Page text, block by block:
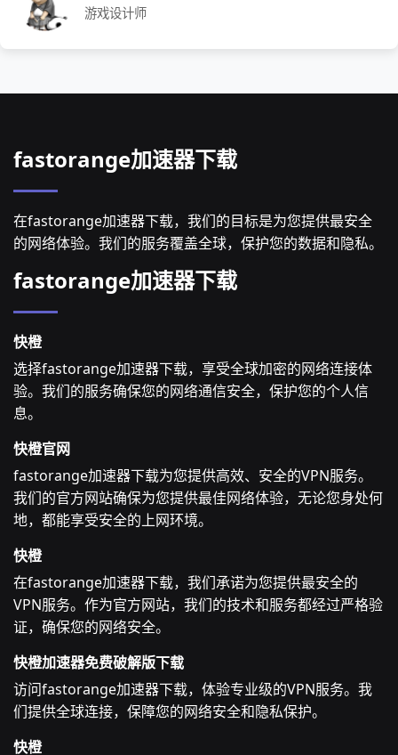
游戏设计师
fastorange加速器下载
在fastorange加速器下载，我们的目标是为您提供最安全
的网络体验。我们的服务覆盖全球，保护您的数据和隐私。
fastorange加速器下载
快橙
选择fastorange加速器下载，享受全球加密的网络连接体
验。我们的服务确保您的网络通信安全，保护您的个人信
息。
快橙官网
fastorange加速器下载为您提供高效、安全的VPN服务。
我们的官方网站确保为您提供最佳网络体验，无论您身处何
地，都能享受安全的上网环境。
快橙
在fastorange加速器下载，我们承诺为您提供最安全的
VPN服务。作为官方网站，我们的技术和服务都经过严格验
证，确保您的网络安全。
快橙加速器免费破解版下载
访问fastorange加速器下载，体验专业级的VPN服务。我
们提供全球连接，保障您的网络安全和隐私保护。
快橙